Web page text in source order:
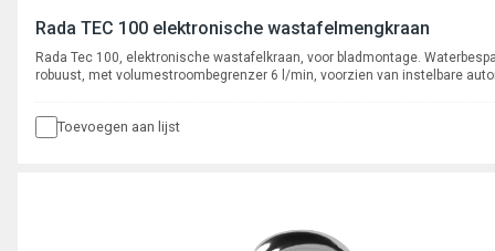
Rada TEC 100 elektronische wastafelmengkraan
Rada Tec 100, elektronische wastafelkraan, voor bladmontage.
robuust, met volumestroombegrenzer 6 l/min, voorzien van instelbare
Toevoegen aan lijst